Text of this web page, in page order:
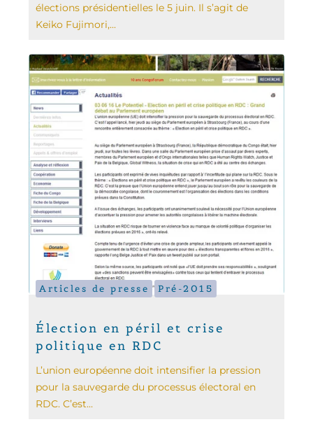
élections présidentielles le 5 juin. Il s’agit de
Keiko Fujimori,...
Articles de presse Pré-2015
Élection en péril et crise
politique en RDC
L’union européenne doit intensifier la pression
pour la sauvegarde du processus électoral en
RDC. C’est...